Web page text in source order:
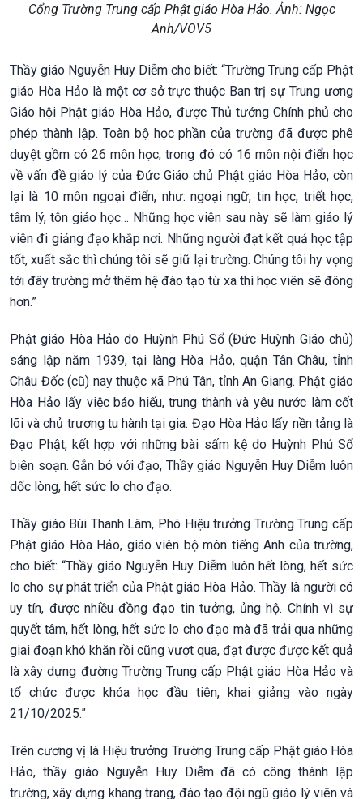
Cổng Trường Trung cấp Phật giáo Hòa Hảo. Ảnh: Ngọc
Anh/VOV5
Thầy giáo Nguyễn Huy Diễm cho biết: “Trường Trung cấp Phật
giáo Hòa Hảo là một cơ sở trực thuộc Ban trị sự Trung ương
Giáo hội Phật giáo Hòa Hảo, được Thủ tướng Chính phủ cho
phép thành lập. Toàn bộ học phần của trường đã được phê
duyệt gồm có 26 môn học, trong đó có 16 môn nội điển học
về vấn đề giáo lý của Đức Giáo chủ Phật giáo Hòa Hảo, còn
lại là 10 môn ngoại điển, như: ngoại ngữ, tin học, triết học,
tâm lý, tôn giáo học… Những học viên sau này sẽ làm giáo lý
viên đi giảng đạo khắp nơi. Những người đạt kết quả học tập
tốt, xuất sắc thì chúng tôi sẽ giữ lại trường. Chúng tôi hy vọng
tới đây trường mở thêm hệ đào tạo từ xa thì học viên sẽ đông
hơn.”
Phật giáo Hòa Hảo do Huỳnh Phú Sổ (Đức Huỳnh Giáo chủ)
sáng lập năm 1939, tại làng Hòa Hảo, quận Tân Châu, tỉnh
Châu Đốc (cũ) nay thuộc xã Phú Tân, tỉnh An Giang. Phật giáo
Hòa Hảo lấy việc báo hiếu, trung thành và yêu nước làm cốt
lõi và chủ trương tu hành tại gia. Đạo Hòa Hảo lấy nền tảng là
Đạo Phật, kết hợp với những bài sấm kệ do Huỳnh Phú Sổ
biên soạn. Gắn bó với đạo, Thầy giáo Nguyễn Huy Diễm luôn
dốc lòng, hết sức lo cho đạo.
Thầy giáo Bùi Thanh Lâm, Phó Hiệu trưởng Trường Trung cấp
Phật giáo Hòa Hảo, giáo viên bộ môn tiếng Anh của trường,
cho biết: “Thầy giáo Nguyễn Huy Diễm luôn hết lòng, hết sức
lo cho sự phát triển của Phật giáo Hòa Hảo. Thầy là người có
uy tín, được nhiều đồng đạo tin tưởng, ủng hộ. Chính vì sự
quyết tâm, hết lòng, hết sức lo cho đạo mà đã trải qua những
giai đoạn khó khăn rồi cũng vượt qua, đạt được được kết quả
là xây dựng đường Trường Trung cấp Phật giáo Hòa Hảo và
tổ chức được khóa học đầu tiên, khai giảng vào ngày
21/10/2025.”
Trên cương vị là Hiệu trưởng Trường Trung cấp Phật giáo Hòa
Hảo, thầy giáo Nguyễn Huy Diễm đã có công thành lập
trường, xây dựng khang trang, đào tạo đội ngũ giáo lý viên và